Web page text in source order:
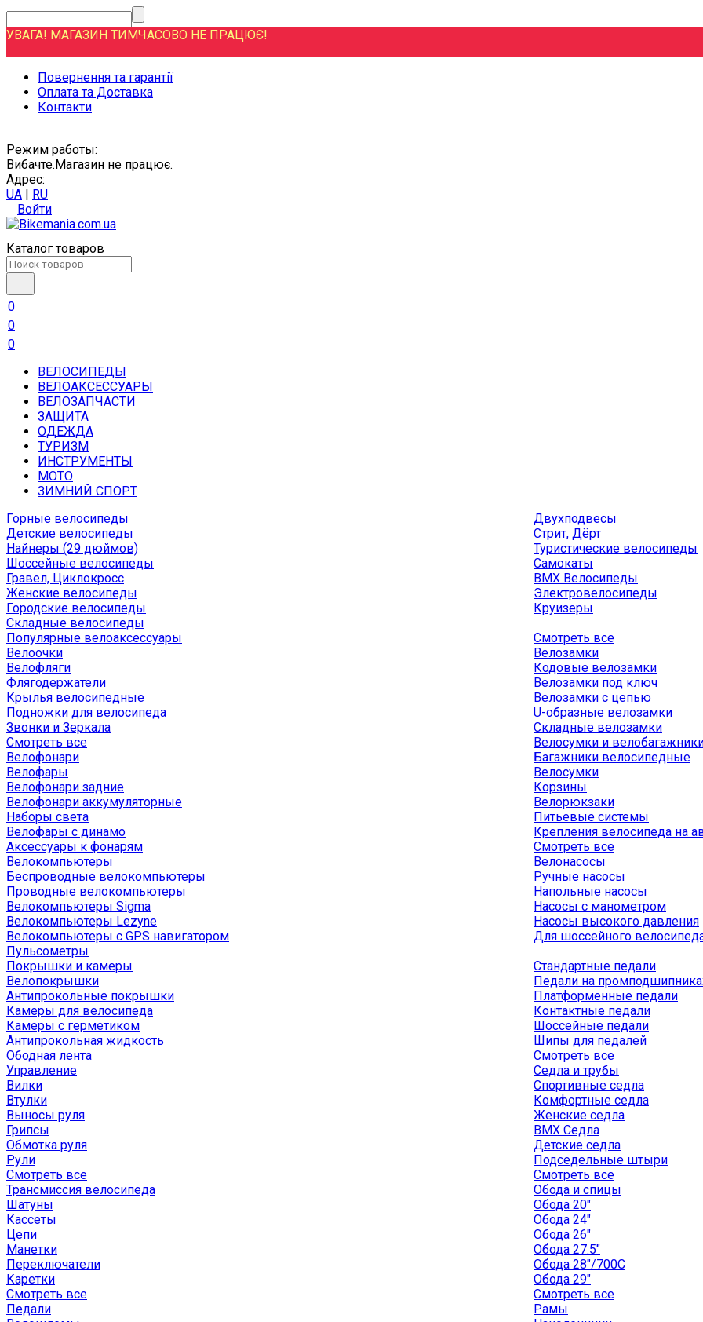
УВАГА! МАГАЗИН ТИМЧАСОВО НЕ ПРАЦЮЄ!
Повернення та гарантії
Оплата та Доставка
Контакти
Режим работы:
Вибачте.Магазин не працює.
Адрес:
UA | RU
Войти
Каталог товаров
0
0
0
ВЕЛОСИПЕДЫ
ВЕЛОАКСЕССУАРЫ
ВЕЛОЗАПЧАСТИ
ЗАЩИТА
ОДЕЖДА
ТУРИЗМ
ИНСТРУМЕНТЫ
МОТО
ЗИМНИЙ СПОРТ
Горные велосипеды
Детские велосипеды
Найнеры (29 дюймов)
Шоссейные велосипеды
Гравел, Циклокросс
Женские велосипеды
Городcкие велосипеды
Складные велосипеды
Двухподвесы
Стрит, Дёрт
Туристические велосипеды
Самокаты
BMX Велосипеды
Электровелосипеды
Круизеры
Популярные велоаксессуары
Велоочки
Велофляги
Флягодержатели
Крылья велосипедные
Подножки для велосипеда
Звонки и Зеркала
Смотреть все
Велофонари
Велофары
Велофонари задние
Велофонари аккумуляторные
Наборы света
Велофары с динамо
Аксессуары к фонарям
Велокомпьютеры
Беспроводные велокомпьютеры
Проводные велокомпьютеры
Велокомпьютеры Sigma
Велокомпьютеры Lezyne
Велокомпьютеры с GPS навигатором
Пульсометры
Смотреть все
Велозамки
Кодовые велозамки
Велозамки под ключ
Велозамки с цепью
U-образные велозамки
Складные велозамки
Велосумки и
Багажники велосипедные
Велосумки
Корзины
Велорюкзаки
Питьевые системы
Крепления велосипеда на
Смотреть все
Велонасосы
Ручные насосы
Напольные насосы
Насосы с манометром
Насосы высокого давления
Для шоссейного
Покрышки и камеры
Велопокрышки
Антипрокольные покрышки
Камеры для велосипеда
Камеры с герметиком
Антипрокольная жидкость
Ободная лента
Управление
Вилки
Втулки
Выносы руля
Грипсы
Обмотка руля
Рули
Смотреть все
Трансмиссия велосипеда
Шатуны
Кассеты
Цепи
Манетки
Переключатели
Каретки
Смотреть все
Педали
Стандартные педали
Педали на
Платформенные педали
Контактные педали
Шоссейные педали
Шипы для педалей
Смотреть все
Седла и трубы
Спортивные седла
Комфортные седла
Женские седла
BMX Седла
Детские седла
Подседельные штыри
Смотреть все
Обода и спицы
Обода 20"
Обода 24"
Обода 26"
Обода 27.5"
Обода 28"/700C
Обода 29"
Смотреть все
Рамы